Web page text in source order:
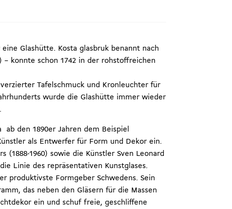
Glashütte. Kosta glasbruk benannt nach
– konnte schon 1742 in der rohstoffreichen
Tafelschmuck und Kronleuchter für
wurde die Glashütte immer wieder
den 1890er Jahren dem Beispiel
als Entwerfer für Form und Dekor ein.
(1888-1960) sowie die Künstler Sven Leonard
Linie des repräsentativen Kunstglases.
produktivste Formgeber Schwedens. Sein
das neben den Gläsern für die Massen
ein und schuf freie, geschliffene